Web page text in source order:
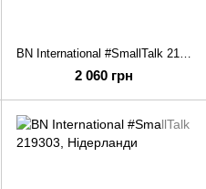
2 060 грн